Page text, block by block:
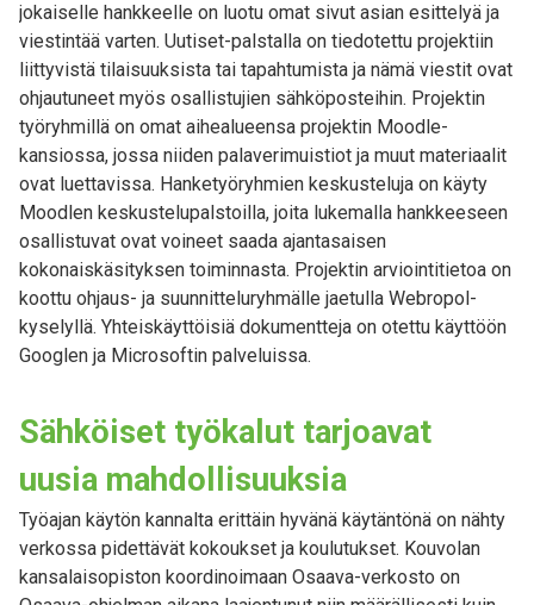
jokaiselle hankkeelle on luotu omat sivut asian esittelyä ja
viestintää varten. Uutiset-palstalla on tiedotettu projektiin
liittyvistä tilaisuuksista tai tapahtumista ja nämä viestit ovat
ohjautuneet myös osallistujien sähköposteihin. Projektin
työryhmillä on omat aihealueensa projektin Moodle-
kansiossa, jossa niiden palaverimuistiot ja muut materiaalit
ovat luettavissa. Hanketyöryhmien keskusteluja on käyty
Moodlen keskustelupalstoilla, joita lukemalla hankkeeseen
osallistuvat ovat voineet saada ajantasaisen
kokonaiskäsityksen toiminnasta. Projektin arviointitietoa on
koottu ohjaus- ja suunnitteluryhmälle jaetulla Webropol-
kyselyllä. Yhteiskäyttöisiä dokumentteja on otettu käyttöön
Googlen ja Microsoftin palveluissa.
Sähköiset työkalut tarjoavat
uusia mahdollisuuksia
Työajan käytön kannalta erittäin hyvänä käytäntönä on nähty
verkossa pidettävät kokoukset ja koulutukset. Kouvolan
kansalaisopiston koordinoimaan Osaava-verkosto on